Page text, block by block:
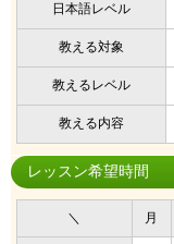
日本語レベル
教える対象
教えるレベル
教える内容
レッスン希望時間
＼ 月